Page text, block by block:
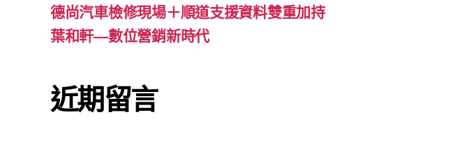
德尚汽車檢修現場＋順道支援資料雙重加持
葉和軒—數位營銷新時代
近期留言